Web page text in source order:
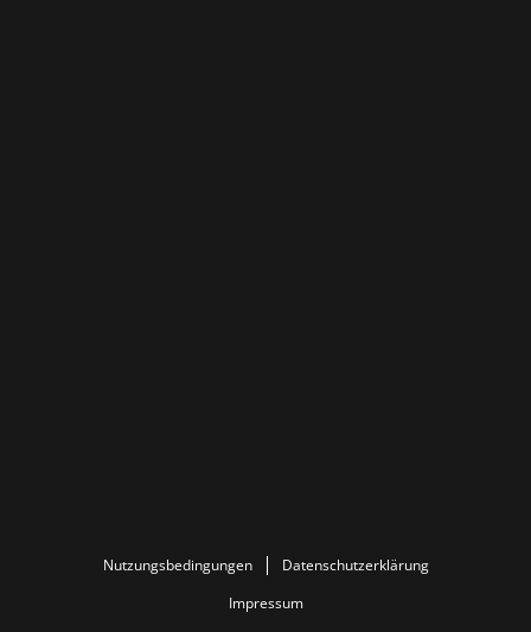
Nutzungsbedingungen
Datenschutzerklärung
Impressum